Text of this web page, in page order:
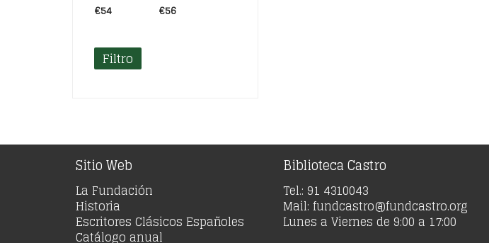
€54 €56
Filtro
Sitio Web
La Fundación
Historia
Escritores Clásicos Españoles
Catálogo anual
Biblioteca Castro
Tel.: 91 4310043
Mail: fundcastro@fundcastro.org
Lunes a Viernes de 9:00 a 17:00